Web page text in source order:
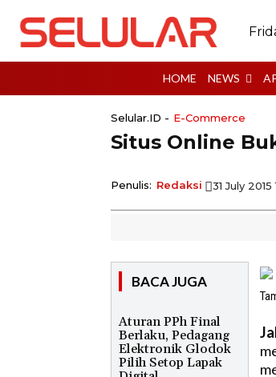
HOME NEWS
Selular.ID - E-Commerce
Situs Online
Penulis: Redaksi 31 July
BACA JUGA
Aturan PPh Final
Berlaku, Pedagang
Elektronik Glodok
Pilih Setop Lapak